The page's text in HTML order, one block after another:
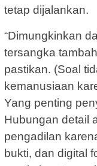
tetap dijalankan.
“Dimungkinkan
tersangka
pastikan. (Soal
kemanusiaan
Yang penting
Hubungan detail
pengadilan
bukti, dan digital